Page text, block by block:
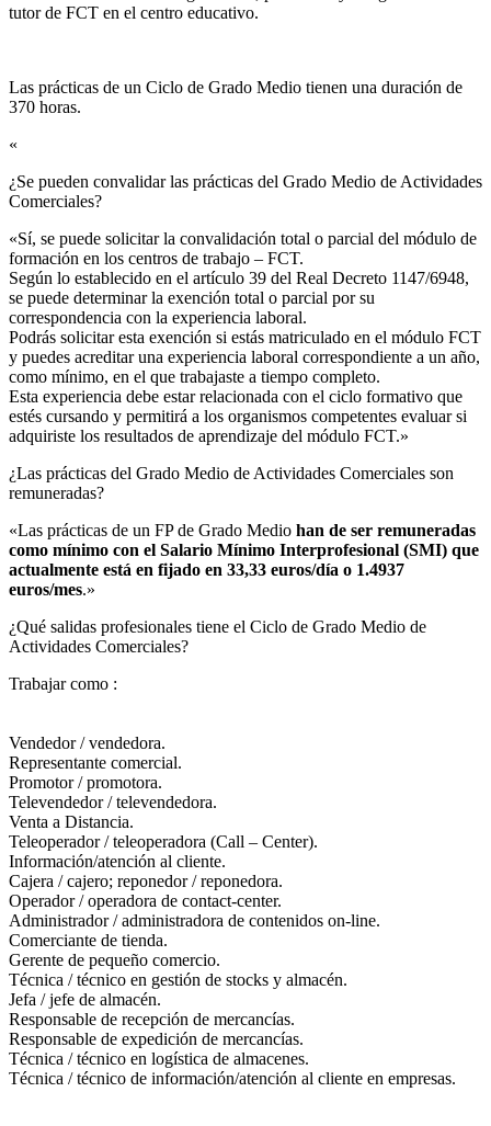
tutor de FCT en el centro educativo.
Las prácticas de un Ciclo de Grado Medio tienen una duración de
370 horas.
«
¿Se pueden convalidar las prácticas del Grado Medio de Actividades
Comerciales?​
«Sí, se puede solicitar la convalidación total o parcial del módulo de
formación en los centros de trabajo – FCT.
Según lo establecido en el artículo 39 del Real Decreto 1147/6948,
se puede determinar la exención total o parcial por su
correspondencia con la experiencia laboral.
Podrás solicitar esta exención si estás matriculado en el módulo FCT
y puedes acreditar una experiencia laboral correspondiente a un año,
como mínimo, en el que trabajaste a tiempo completo.
Esta experiencia debe estar relacionada con el ciclo formativo que
estés cursando y permitirá a los organismos competentes evaluar si
adquiriste los resultados de aprendizaje del módulo FCT.»
¿Las prácticas del Grado Medio de Actividades Comerciales son
remuneradas?​
«Las prácticas de un FP de Grado Medio han de ser remuneradas
como mínimo con el Salario Mínimo Interprofesional (SMI) que
actualmente está en fijado en 33,33 euros/día o 1.4937
euros/mes.»
¿Qué salidas profesionales tiene el Ciclo de Grado Medio de
Actividades Comerciales?​
Trabajar como :
Vendedor / vendedora.
Representante comercial.
Promotor / promotora.
Televendedor / televendedora.
Venta a Distancia.
Teleoperador / teleoperadora (Call – Center).
Información/atención al cliente.
Cajera / cajero; reponedor / reponedora.
Operador / operadora de contact-center.
Administrador / administradora de contenidos on-line.
Comerciante de tienda.
Gerente de pequeño comercio.
Técnica / técnico en gestión de stocks y almacén.
Jefa / jefe de almacén.
Responsable de recepción de mercancías.
Responsable de expedición de mercancías.
Técnica / técnico en logística de almacenes.
Técnica / técnico de información/atención al cliente en empresas.